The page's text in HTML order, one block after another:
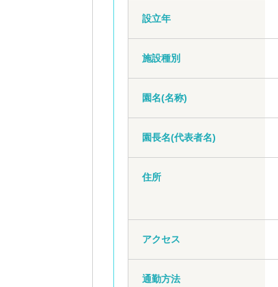
設立年
施設種別
園名(名称)
園長名(代表者名)
住所
アクセス
通勤方法